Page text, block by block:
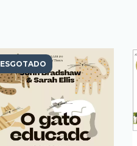
ESGOTADO